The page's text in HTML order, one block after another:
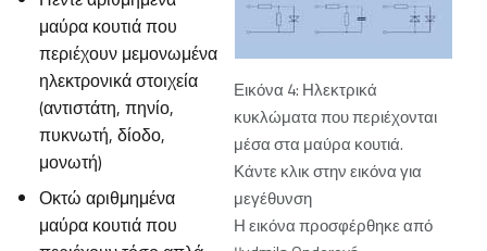
Εικόνα 4: Ηλεκτρικά
κυκλώματα που περιέχονται
μέσα στα μαύρα κουτιά.
Κάντε κλικ στην εικόνα για
μεγέθυνση
Η εικόνα προσφέρθηκε από
μαύρα κουτιά που
περιέχουν μεμονωμένα
ηλεκτρονικά στοιχεία
(αντιστάτη, πηνίο,
πυκνωτή, δίοδο,
μονωτή)
Οκτώ αριθμημένα
μαύρα κουτιά που